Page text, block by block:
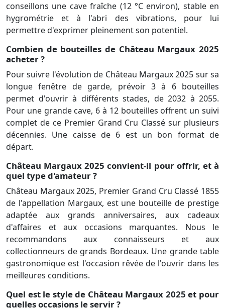
conseillons une cave fraîche (12 °C environ), stable en
hygrométrie et à l'abri des vibrations, pour lui
permettre d'exprimer pleinement son potentiel.
Combien de bouteilles de Château Margaux 2025
acheter ?
Pour suivre l'évolution de Château Margaux 2025 sur sa
longue fenêtre de garde, prévoir 3 à 6 bouteilles
permet d'ouvrir à différents stades, de 2032 à 2055.
Pour une grande cave, 6 à 12 bouteilles offrent un suivi
complet de ce Premier Grand Cru Classé sur plusieurs
décennies. Une caisse de 6 est un bon format de
départ.
Château Margaux 2025 convient-il pour offrir, et à
quel type d'amateur ?
Château Margaux 2025, Premier Grand Cru Classé 1855
de l'appellation Margaux, est une bouteille de prestige
adaptée aux grands anniversaires, aux cadeaux
d'affaires et aux occasions marquantes. Nous le
recommandons aux connaisseurs et aux
collectionneurs de grands Bordeaux. Une grande table
gastronomique est l'occasion rêvée de l'ouvrir dans les
meilleures conditions.
Quel est le style de Château Margaux 2025 et pour
quelles occasions le servir ?